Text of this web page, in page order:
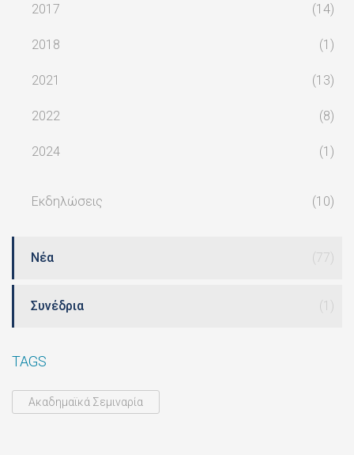
2017 (14)
2018 (1)
2021 (13)
2022 (8)
2024 (1)
Εκδηλώσεις (10)
Νέα (77)
Συνέδρια (1)
TAGS
Ακαδημαϊκά Σεμιναρία